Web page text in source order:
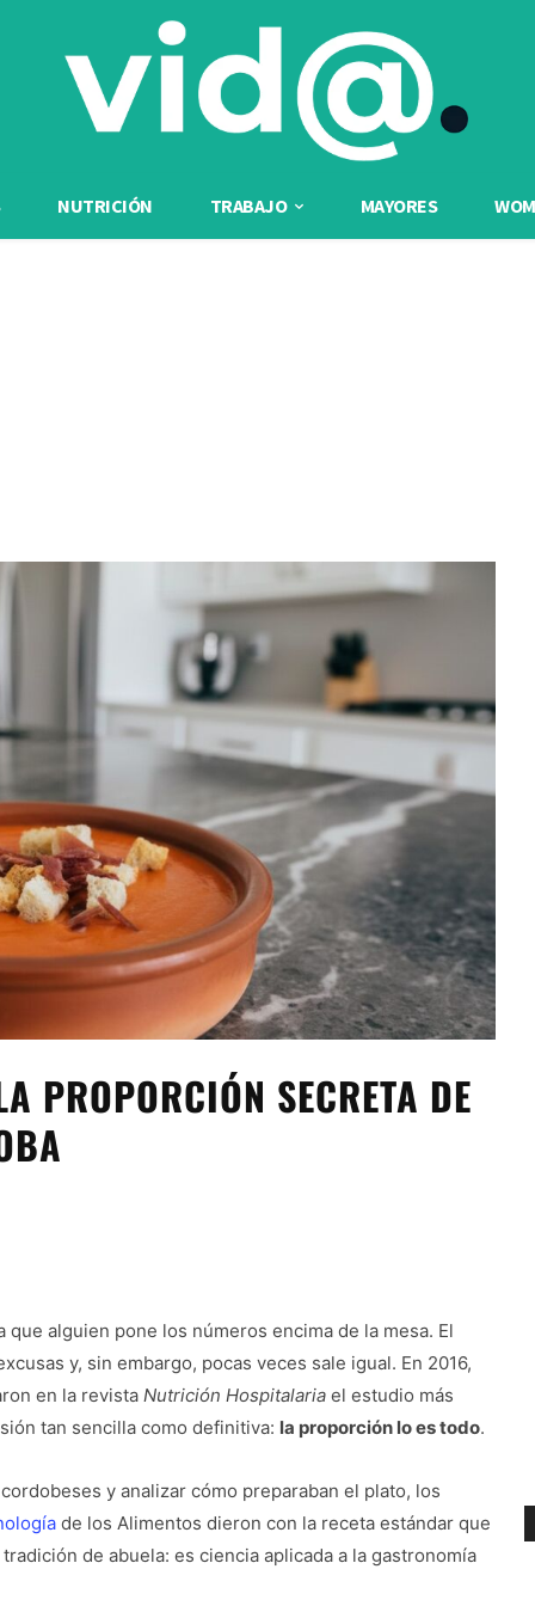
NUTRICIÓN TRABAJO MAYORES
PROPORCIÓN SECRETA DE
alguien pone los números encima de la mesa. El
y, sin embargo, pocas veces sale igual. En 2016,
en la revista Nutrición Hospitalaria el estudio más
tan sencilla como definitiva: la proporción lo es todo.
y analizar cómo preparaban el plato, los
de los Alimentos dieron con la receta estándar que
de abuela: es ciencia aplicada a la gastronomía